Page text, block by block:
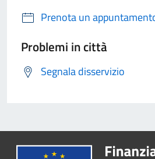
Prenota un
Problemi in città
Segnala disservizio